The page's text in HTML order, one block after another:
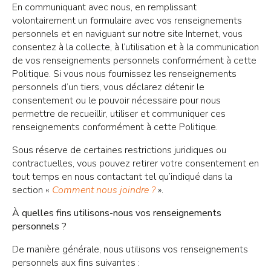
En communiquant avec nous, en remplissant
volontairement un formulaire avec vos renseignements
personnels et en naviguant sur notre site Internet, vous
consentez à la collecte, à l’utilisation et à la communication
de vos renseignements personnels conformément à cette
Politique. Si vous nous fournissez les renseignements
personnels d’un tiers, vous déclarez détenir le
consentement ou le pouvoir nécessaire pour nous
permettre de recueillir, utiliser et communiquer ces
renseignements conformément à cette Politique.
Sous réserve de certaines restrictions juridiques ou
contractuelles, vous pouvez retirer votre consentement en
tout temps en nous contactant tel qu’indiqué dans la
section « Comment nous joindre ?».
À quelles fins utilisons-nous vos renseignements
personnels ?
De manière générale, nous utilisons vos renseignements
personnels aux fins suivantes :